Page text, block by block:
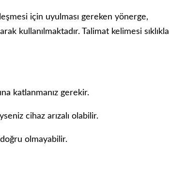
için uyulması gereken yönerge,
kullanılmaktadır. Talimat kelimesi sıklıkla
katlanmanız gerekir.
cihaz arızalı olabilir.
olmayabilir.